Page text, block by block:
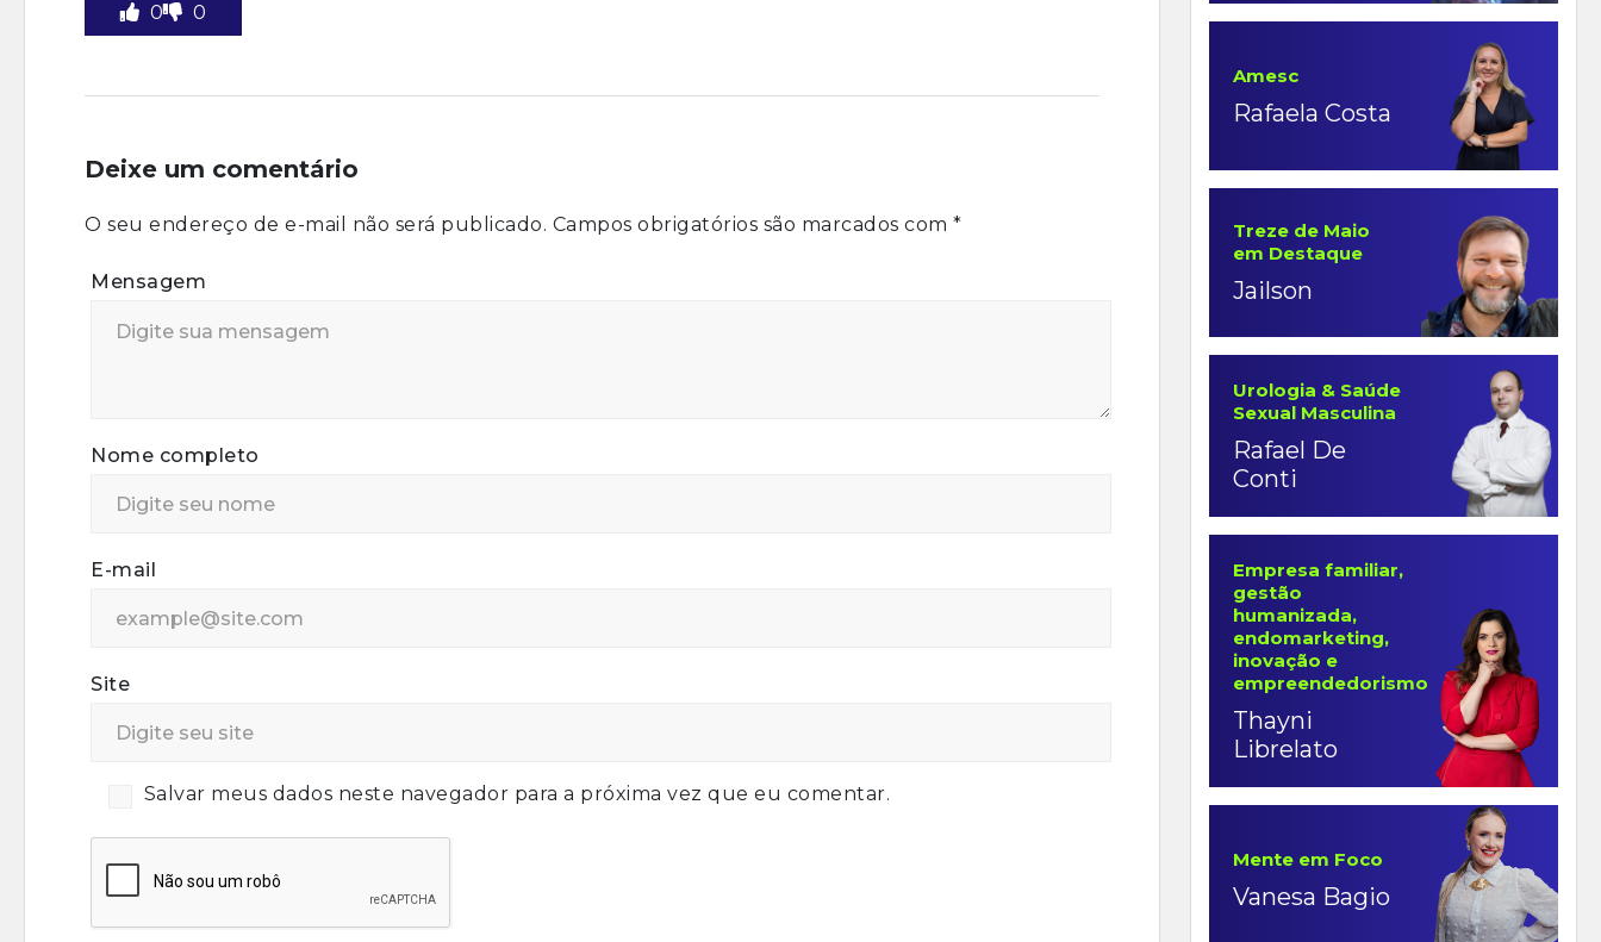
0 0
Deixe um comentário
O seu endereço de e-mail não será publicado. Campos obrigatórios são marcados com *
Mensagem
Nome completo
E-mail
Site
Salvar meus dados neste navegador para a próxima vez que eu comentar.
Amesc
Rafaela Costa
Treze de Maio
em Destaque
Jailson
Urologia & Saúde
Sexual Masculina
Rafael De
Conti
Empresa familiar,
gestão
humanizada,
endomarketing,
inovação e
empreendedorismo
Thayni
Librelato
Mente em Foco
Vanesa Bagio